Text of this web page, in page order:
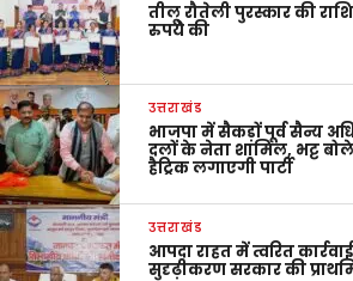
तीलू रौतेली पुरस्कार की
रुपये की
उत्तराखंड
भाजपा में सैकड़ों पूर्व सैन्य
दलों के नेता शामिल, भट्ट
हैट्रिक लगाएगी पार्टी
उत्तराखंड
आपदा राहत में त्वरित
सुदृढ़ीकरण सरकार की